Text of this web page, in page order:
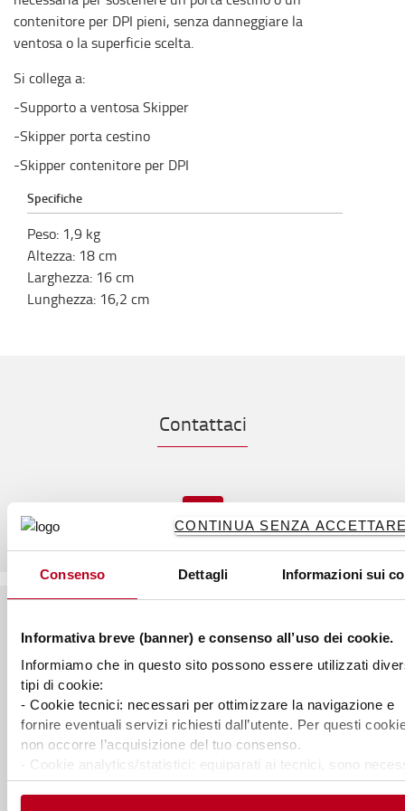
CONTINUA SENZA
Consenso Dettagli Informazioni sui
Informativa breve (banner) e consenso all’uso dei cookie.
Informiamo che in questo sito possono essere utilizzati
tipi di cookie:
- Cookie tecnici: necessari per ottimizzare la navigazione e
fornire eventuali servizi richiesti dall’utente. Per questi
non occorre l’acquisizione del tuo consenso.
- Cookie analytics/statistici: equiparati ai tecnici, sono
per elaborare statistiche anonime ed aggregate, al fine di
contenitore per DPI pieni, senza danneggiare la
ventosa o la superficie scelta.
Si collega a:
-Supporto a ventosa Skipper
-Skipper porta cestino
-Skipper contenitore per DPI
Specifiche
Peso: 1,9 kg
Altezza: 18cm
Larghezza: 16cm
Lunghezza: 16,2 cm
Contattaci
A proposito di Toyota
Chi siamo
Perchè acquistare Toyota
Toyota Service Concept
Toyota Production System